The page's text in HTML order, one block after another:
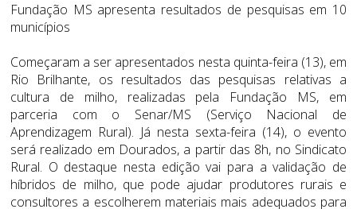
Fundação MS apresenta resultados de pesquisas em 10
municípios
Começaram a ser apresentados nesta quinta-feira (13), em
Rio Brilhante, os resultados das pesquisas relativas a
cultura de milho, realizadas pela Fundação MS, em
parceria com o Senar/MS (Serviço Nacional de
Aprendizagem Rural). Já nesta sexta-feira (14), o evento
será realizado em Dourados, a partir das 8h, no Sindicato
Rural. O destaque nesta edição vai para a validação de
híbridos de milho, que pode ajudar produtores rurais e
consultores a escolherem materiais mais adequados para